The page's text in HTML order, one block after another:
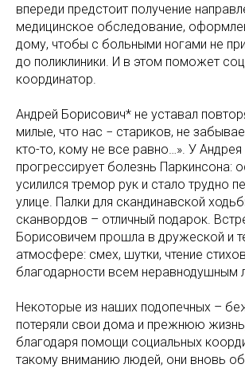
впереди предстоит получение
медицинское обследование,
дому, чтобы с больными ногами не
до поликлиники. И в этом поможет
координатор.
Андрей Борисович* не уставал
милые, что нас − стариков, не
кто-то, кому не все равно…». У
прогрессирует болезнь Паркинсона:
усилился тремор рук и стало трудно
улице. Палки для скандинавской
сканвордов – отличный подарок.
Борисовичем прошла в дружеской и
атмосфере: смех, шутки, чтение
благодарности всем неравнодушным
Некоторые из наших подопечных –
потеряли свои дома и прежнюю
благодаря помощи социальных
такому вниманию людей, они вновь